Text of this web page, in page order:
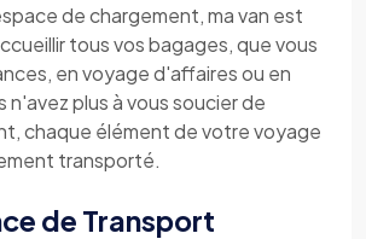
de chargement, ma van est
tous vos bagages, que vous
en voyage d'affaires ou en
n'avez plus à vous soucier de
chaque élément de votre voyage
transporté.
de Transport